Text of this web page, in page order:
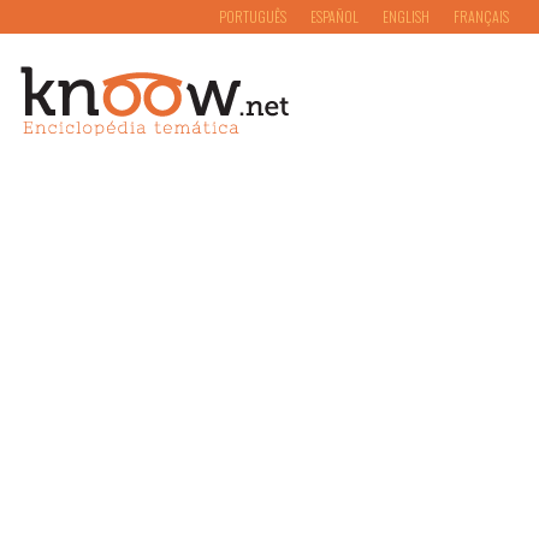
PORTUGUÊS ESPAÑOL ENGLISH FRANÇAIS